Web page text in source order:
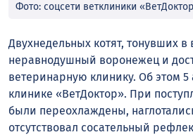
Фото: соцсети ветклиники
Двухнедельных котят, тонувших
неравнодушный воронежец и
ветеринарную клинику. Об этом 5
клинике «ВетДоктор». При
были переохлаждены,
отсутствовал сосательный